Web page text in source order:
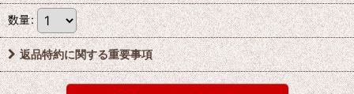
数量:
返品特約に関する重要事項